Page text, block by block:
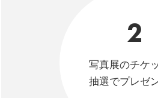
2
写真展のチケ
抽選でプレゼ